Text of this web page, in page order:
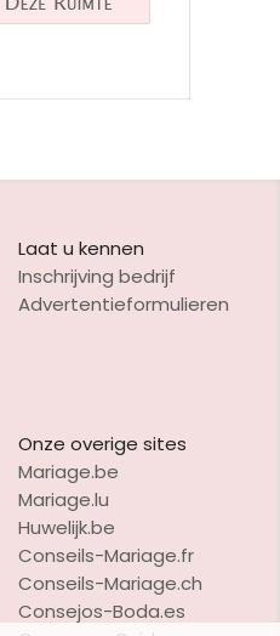
Laat u kennen
Inschrijving bedrijf
Advertentieformulieren
Onze overige sites
Mariage.be
Mariage.lu
Huwelijk.be
Conseils-Mariage.fr
Conseils-Mariage.ch
Consejos-Boda.es